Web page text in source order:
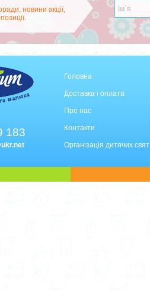
новини акції,
183
Головна
Доставка і оплата
Про нас
Контакти
Організація дитячих свят